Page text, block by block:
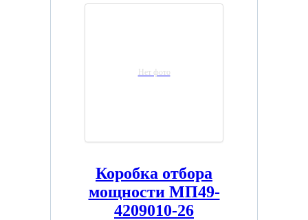
Нет фото
Коробка отбора
мощности МП49-
4209010-26